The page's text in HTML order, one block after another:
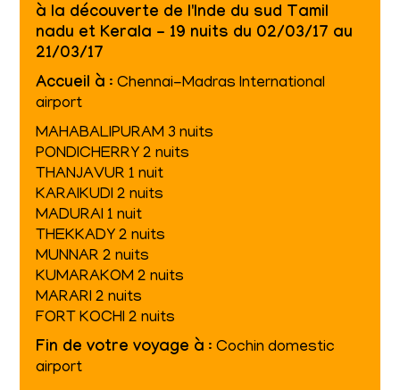
à la découverte de l'Inde du sud Tamil
nadu et Kerala - 19 nuits du 02/03/17 au
21/03/17
Accueil à : Chennai-Madras International
airport
MAHABALIPURAM 3 nuits
PONDICHERRY 2 nuits
THANJAVUR 1 nuit
KARAIKUDI 2 nuits
MADURAI 1 nuit
THEKKADY 2 nuits
MUNNAR 2 nuits
KUMARAKOM 2 nuits
MARARI 2 nuits
FORT KOCHI 2 nuits
Fin de votre voyage à : Cochin domestic
airport